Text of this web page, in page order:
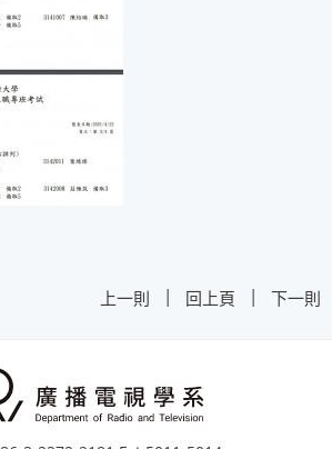
上一則 | 回上頁 | 下一則